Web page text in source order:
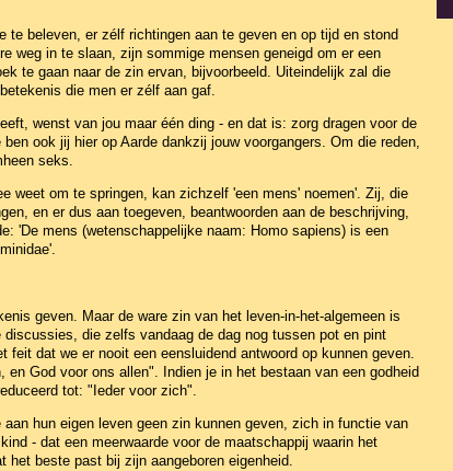
te beleven, er zélf richtingen aan te geven en op tijd en stond
weg in te slaan, zijn sommige mensen geneigd om er een
te gaan naar de zin ervan, bijvoorbeeld. Uiteindelijk zal die
die men er zélf aan gaf.
wenst van jou maar één ding - en dat is: zorg dragen voor de
ook jij hier op Aarde dankzij jouw voorgangers. Om die reden,
seks.
weet om te springen, kan zichzelf 'een mens' noemen'. Zij, die
en er dus aan toegeven, beantwoorden aan de beschrijving,
'De mens (wetenschappelijke naam: Homo sapiens) is een
geven. Maar de ware zin van het leven-in-het-algemeen is
die zelfs vandaag de dag nog tussen pot en pint
feit dat we er nooit een eensluidend antwoord op kunnen geven.
God voor ons allen". Indien je in het bestaan van een godheid
tot: "Ieder voor zich".
hun eigen leven geen zin kunnen geven, zich in functie van
- dat een meerwaarde voor de maatschappij waarin het
het beste past bij zijn aangeboren eigenheid.